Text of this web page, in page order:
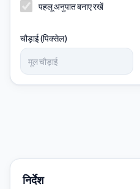
पहलू अनुपात बनाए रखें
चौड़ाई (पिक्सेल)
निर्देश